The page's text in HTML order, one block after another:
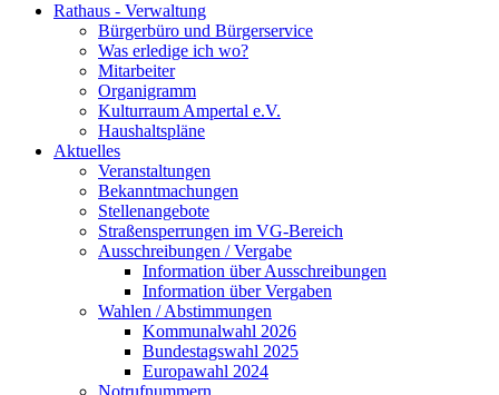
Rathaus - Verwaltung
Bürgerbüro und Bürgerservice
Was erledige ich wo?
Mitarbeiter
Organigramm
Kulturraum Ampertal e.V.
Haushaltspläne
Aktuelles
Veranstaltungen
Bekanntmachungen
Stellenangebote
Straßensperrungen im VG-Bereich
Ausschreibungen / Vergabe
Information über Ausschreibungen
Information über Vergaben
Wahlen / Abstimmungen
Kommunalwahl 2026
Bundestagswahl 2025
Europawahl 2024
Notrufnummern